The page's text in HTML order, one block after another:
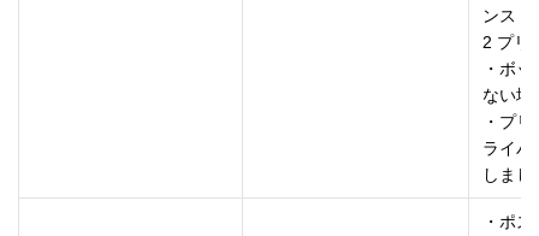
ンスト
2 プリ
・ボ
ない場
・プ
ライバ
・ポ